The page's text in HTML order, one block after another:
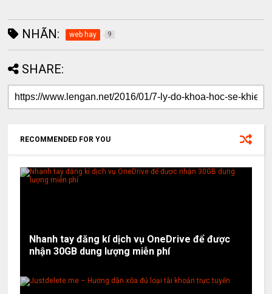
NHÃN: web hay 9
SHARE:
RECOMMENDED FOR YOU
Nhanh tay đăng kí dịch vụ OneDrive để được
nhận 30GB dung lượng miễn phí